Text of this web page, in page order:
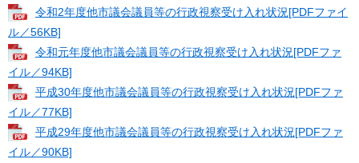
令和2年度他市議会議員等の行政視察受け入れ状況[PDFファイ
ル／56KB]
令和元年度他市議会議員等の行政視察受け入れ状況[PDFファ
イル／94KB]
平成30年度他市議会議員等の行政視察受け入れ状況[PDFファ
イル／77KB]
平成29年度他市議会議員等の行政視察受け入れ状況[PDFファ
イル／90KB]